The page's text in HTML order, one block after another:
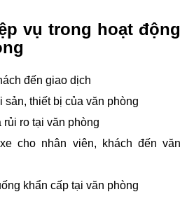
vụ trong hoạt động
đến giao dịch
sản, thiết bị của văn phòng
ro tại văn phòng
cho nhân viên, khách đến văn
khẩn cấp tại văn phòng